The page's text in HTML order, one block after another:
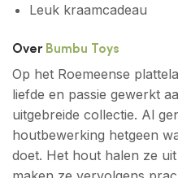
Leuk kraamcadeau
OverBumbu Toys
Op het Roemeense
liefde en passie gewerkt
uitgebreide collectie. Al
houtbewerking hetgeen
doet. Het hout halen ze